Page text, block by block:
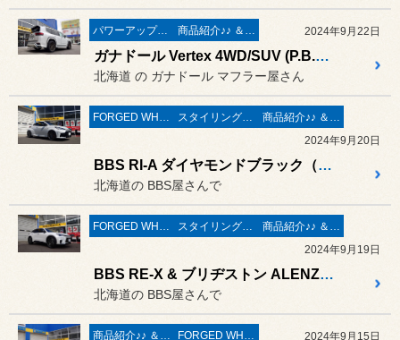
パワーアップ系 マフラー＆エアークリーナー＆ＥＣＵ 商品紹介♪♪ ＆ ”フィール”からのお知らせ。 2024年9月22日
ガナドール Vertex 4WD/SUV (P.B.S搭載) マフラー の取付作業 ／ トヨタ ランドクルーザー300 ZXグレード モデリスタ
北海道 の ガナドール マフラー屋さん
FORGED WHEELS スタイリング系 ホイール＆タイヤ＆エアロパーツ
商品紹介♪♪ ＆ ”フィール”からのお知らせ。
2024年9月20日
BBS RI-A ダイヤモンドブラック（DB）の装着と ブリザック VRX3 の組込み作業 ／ トヨタ GRヤリス
北海道の BBS屋さんで
FORGED WHEELS スタイリング系 ホイール＆タイヤ＆エアロパーツ
商品紹介♪♪ ＆ ”フィール”からのお知らせ。
2024年9月19日
BBS RE-X & ブリヂストン ALENZA 001 の装着作業 ／ レクサス LBX AWD
北海道の BBS屋さんで
商品紹介♪♪ ＆ ”フィール”からのお知らせ。 FORGED WHEELS 2024年9月15日